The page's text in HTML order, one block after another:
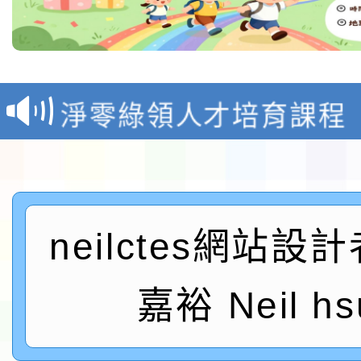
教育部校安中心白海豚
報
淨零綠領人才培育課程
及師生本土語及新住民
實施要點各1份
115年食農教育專業人
程
函轉國家通訊傳播委員
鎮韌性（防空）演習－
「115年金融知識線上
法」
本校115學年度第1學
neilctes網站設計
嘉裕 Neil